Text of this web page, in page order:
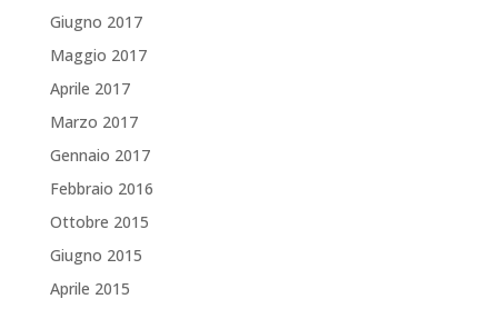
Giugno 2017
Maggio 2017
Aprile 2017
Marzo 2017
Gennaio 2017
Febbraio 2016
Ottobre 2015
Giugno 2015
Aprile 2015